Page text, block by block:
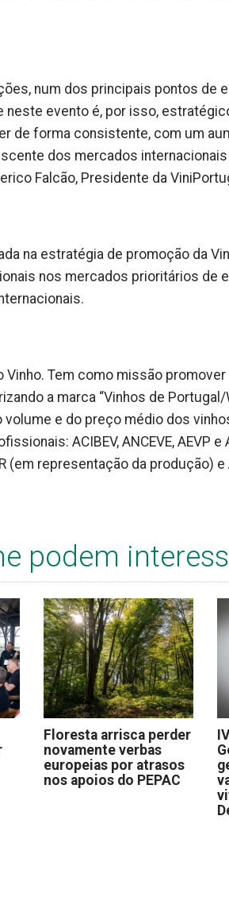
num dos principais pontos de
evento é, por isso,
de forma consistente, com um
dos mercados
Falcão, Presidente da
na estratégia de promoção da
nos mercados prioritários de
Tem como missão promover
a marca “Vinhos de
e do preço médio dos
ACIBEV, ANCEVE, AEVP
(em representação da produção) e
podem
Floresta arrisca perder
novamente verbas
europeias por atrasos
nos apoios do PEPAC